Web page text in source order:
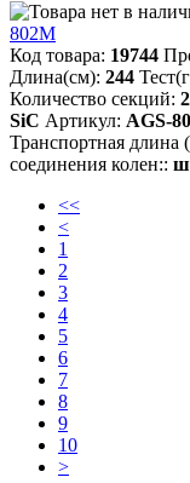
802M
Код товара: 19744
Длина(см): 244
Количество секций: 2
SiC Артикул: AGS-
Транспортная длина
соединения колен::
<<
<
1
2
3
4
5
6
7
8
9
10
>